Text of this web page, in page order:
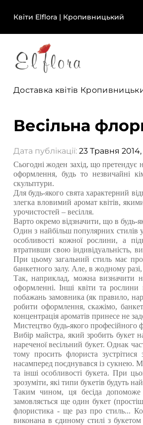
Квіти Elflora | Кропивницький
Доставка квітів
Весільна
Дата публікації: 23 Травня
Сьогодні жоден захід, що претендує
оформлення, будь то незвичайні
скульптури.
Для будь-якого свята характерний
злегка вловимий аромат квітів,
урочистостей – весілля.
Варто окремо відзначити, що в будь-
Один з найбільш популярних стилів
особливості кожної рослини, а
втративши свою індивідуальність,
При цьому загальний стиль має
банкетного залу. Але, в жодному
Так, наприклад, можна визначити
оформленні. Інші квіти та рослини
побажань замовника (як правило,
робити оформлення, скажімо,
концентрація ароматів принесе не
Мистецтво будь-якого професійного
Вибір майстра, який зробить букет
нареченої весільний букет. Однак
тому просить флориста
насамперед поєднувався із сукнею.
та інші особливості букета. При
зрозуміти, які типи букетів будуть
Таким чином, ця бесіда допоможе
замовляється ще один букет
флористика - ще раз про стиль...
виконана в єдиному стилі з